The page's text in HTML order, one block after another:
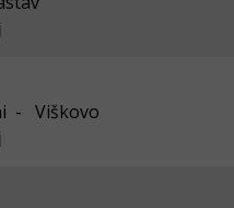
- Viškovo